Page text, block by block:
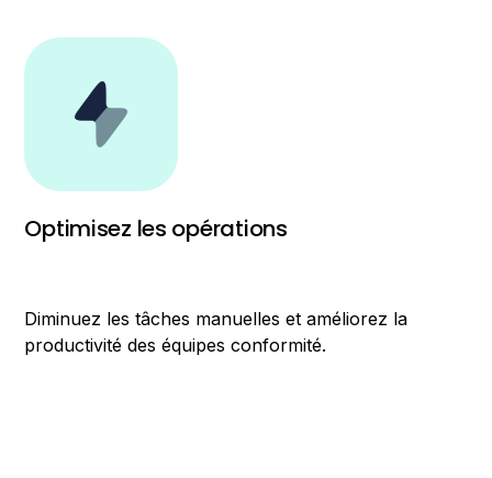
Optimisez les opérations
Diminuez les tâches manuelles et améliorez la
productivité des équipes conformité.